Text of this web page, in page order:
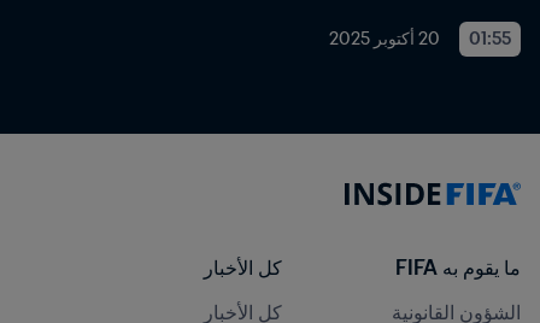
01:55 20 أكتوبر 2025
ما يقوم به FIFA
الشؤون القانونية
كل الأخبار
كل الأخبار